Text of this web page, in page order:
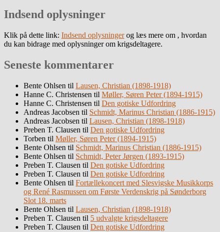
Indsend oplysninger
Klik på dette link: Indsend oplysningerog læs mere om , hvordan
du kan bidrage med oplysninger om krigsdeltagere.
Seneste kommentarer
Bente Ohlsen til Lausen, Christian (1898-1918)
Hanne C. Christensen til Møller, Søren Peter (1894-1915)
Hanne C. Christensen til Den gotiske Udfordring
Andreas Jacobsen til Schmidt, Marinus Christian (1886-1915)
Andreas Jacobsen til Lausen, Christian (1898-1918)
Preben T. Clausen til Den gotiske Udfordring
Torben til Møller, Søren Peter (1894-1915)
Bente Ohlsen til Schmidt, Marinus Christian (1886-1915)
Bente Ohlsen til Schmidt, Peter Jørgen (1893-1915)
Preben T. Clausen til Den gotiske Udfordring
Preben T. Clausen til Den gotiske Udfordring
Bente Ohlsen til Fortællekoncert med Slesvigske Musikkorps
og René Rasmussen om Første Verdenskrig på Sønderborg
Slot 18. marts
Bente Ohlsen til Lausen, Christian (1898-1918)
Preben T. Clausen til 5 udvalgte krigsdeltagere
Preben T. Clausen til Den gotiske Udfordring